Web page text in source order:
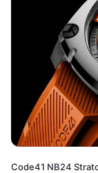
Code41 NB24